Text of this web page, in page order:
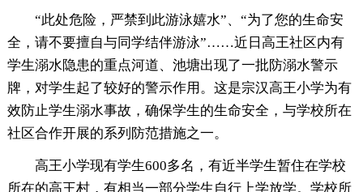
“此处危险，严禁到此游泳嬉水”、“为了您的生命安
全，请不要擅自与同学结伴游泳”……近日高王社区内有
学生溺水隐患的重点河道、池塘出现了一批防溺水警示
牌，对学生起了较好的警示作用。这是宗汉高王小学为有
效防止学生溺水事故，确保学生的生命安全，与学校所在
社区合作开展的系列防范措施之一。
高王小学现有学生600多名，有近半学生暂住在学校
所在的高王村，有相当一部分学生自行上学放学。学校所